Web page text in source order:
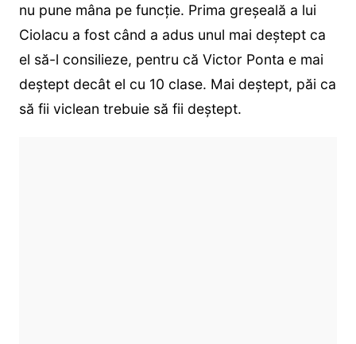
nu pune mâna pe funcție. Prima greșeală a lui
Ciolacu a fost când a adus unul mai deștept ca
el să-l consilieze, pentru că Victor Ponta e mai
deștept decât el cu 10 clase. Mai deștept, păi ca
să fii viclean trebuie să fii deștept.